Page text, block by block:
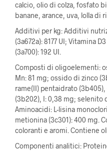
calcio, olio di colza, fosfato
banane, arance, uva, lolla di
Additivi per kg: Additivi
(3a672a): 8177 UI; Vitamina
(3a700): 192 UI.
Composti di oligoelementi:
Mn: 81 mg; ossido di zinco
rame(II) pentaidrato
(3b202), I: 0,38 mg; selenito
Aminoacidi: L-lisina
metionina (3c301): 400 mg.
coloranti e aromi. Contiene
Componenti analitici: